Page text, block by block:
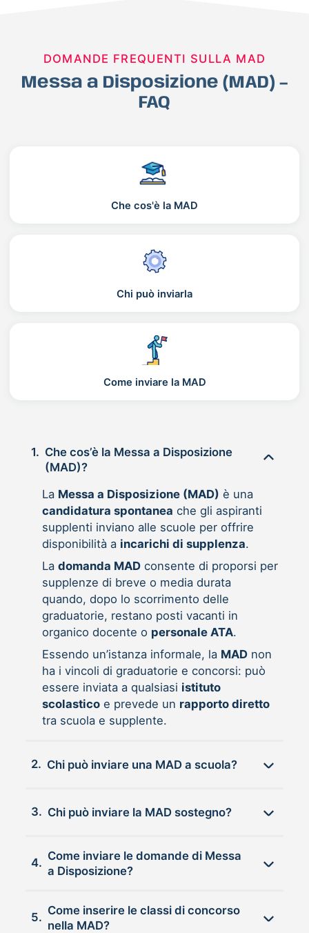
DOMANDE FREQUENTI SULLA MAD
Messa a Disposizione (MAD) –
FAQ
Che cos'è la MAD
Chi può inviarla
Come inviare la MAD
1. Che cos’è la Messa a Disposizione
(MAD)?
La Messa a Disposizione (MAD) è una
candidatura spontanea che gli aspiranti
supplenti inviano alle scuole per offrire
disponibilità a incarichi di supplenza.
La domanda MADconsente di proporsi per
supplenze di breve o media durata
quando, dopo lo scorrimento delle
graduatorie, restano posti vacanti in
organico docente o personale ATA.
Essendo un’istanza informale, la MADnon
ha i vincoli di graduatorie e concorsi: può
essere inviata a qualsiasi istituto
scolasticoe prevede un rapporto diretto
tra scuola e supplente.
2. Chi può inviare una MAD a scuola?
3. Chi può inviare la MAD sostegno?
4.
Come inviare le domande di Messa
a Disposizione?
5.
Come inserire le classi di concorso
nella MAD?